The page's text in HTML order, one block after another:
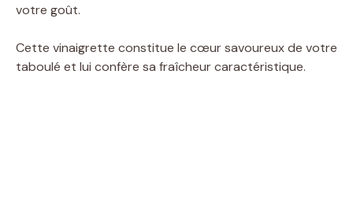
votre goût.
Cette vinaigrette constitue le cœur savoureux de votre
taboulé et lui confère sa fraîcheur caractéristique.